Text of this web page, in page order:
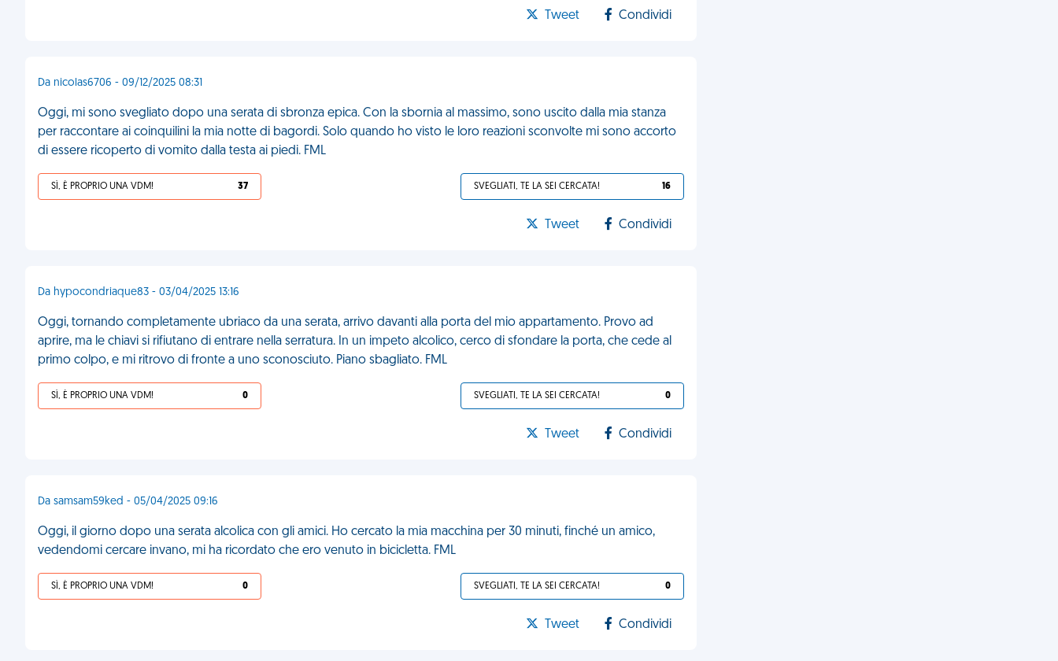
Tweet Condividi
Da nicolas6706 - 09/12/2025 08:31
Oggi, mi sono svegliato dopo una serata di sbronza epica. Con la sbornia al massimo, sono uscito dalla mia stanza
per raccontare ai coinquilini la mia notte di bagordi. Solo quando ho visto le loro reazioni sconvolte mi sono accorto
di essere ricoperto di vomito dalla testa ai piedi. FML
SÌ, È PROPRIO UNA VDM! 37 SVEGLIATI, TE LA SEI CERCATA! 16
Tweet Condividi
Da hypocondriaque83 - 03/04/2025 13:16
Oggi, tornando completamente ubriaco da una serata, arrivo davanti alla porta del mio appartamento. Provo ad
aprire, ma le chiavi si rifiutano di entrare nella serratura. In un impeto alcolico, cerco di sfondare la porta, che cede al
primo colpo, e mi ritrovo di fronte a uno sconosciuto. Piano sbagliato. FML
SÌ, È PROPRIO UNA VDM! 0 SVEGLIATI, TE LA SEI CERCATA! 0
Tweet Condividi
Da samsam59ked - 05/04/2025 09:16
Oggi, il giorno dopo una serata alcolica con gli amici. Ho cercato la mia macchina per 30 minuti, finché un amico,
vedendomi cercare invano, mi ha ricordato che ero venuto in bicicletta. FML
SÌ, È PROPRIO UNA VDM! 0 SVEGLIATI, TE LA SEI CERCATA! 0
Tweet Condividi